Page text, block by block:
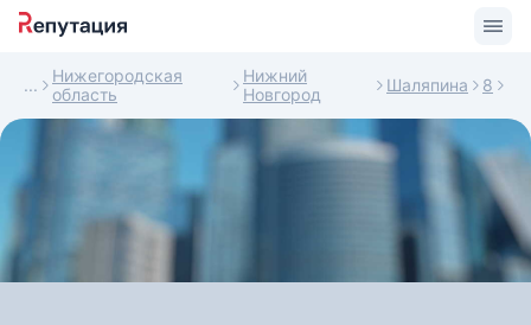
Нижегородская
область
Нижний
Новгород
Шаляпина 8